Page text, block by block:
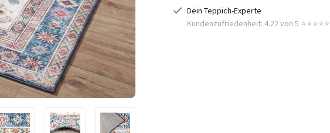
Dein Teppich-Experte
Kundenzufriedenheit: 4.22 von 5 ⭐️⭐️⭐️⭐️⭐️